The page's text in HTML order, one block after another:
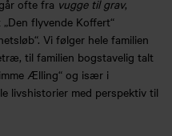
ofte fra vugge til grav,
flyvende Koffert“
Vi følger hele familien
til familien bogstavelig talt
Ælling“ og især i
livshistorier med perspektiv til